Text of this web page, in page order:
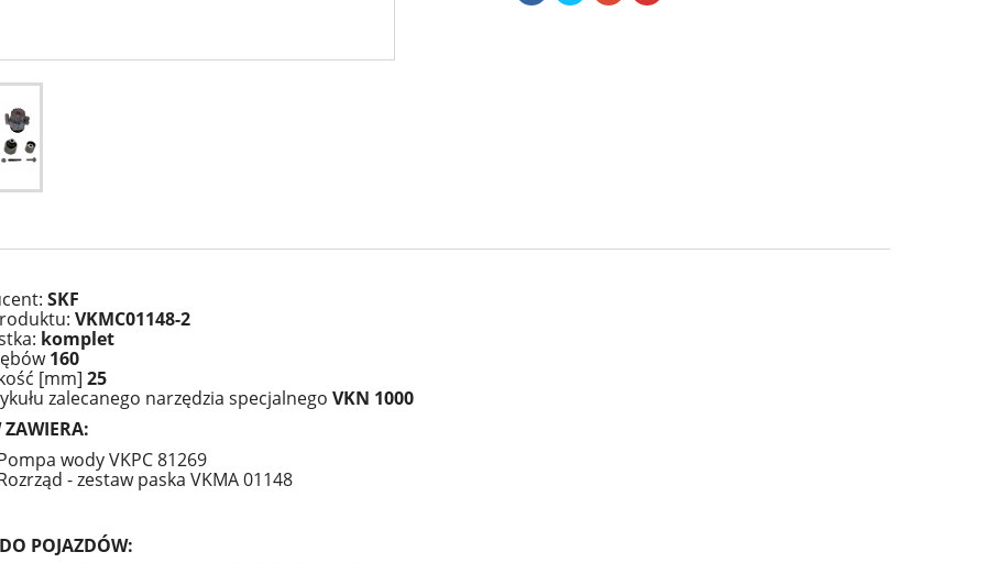
SKF
VKMC01148-2
komplet
160
[mm] 25
zalecanego narzędzia specjalnego VKN 1000
ZAWIERA:
wody VKPC 81269
- zestaw paska VKMA 01148
POJAZDÓW: